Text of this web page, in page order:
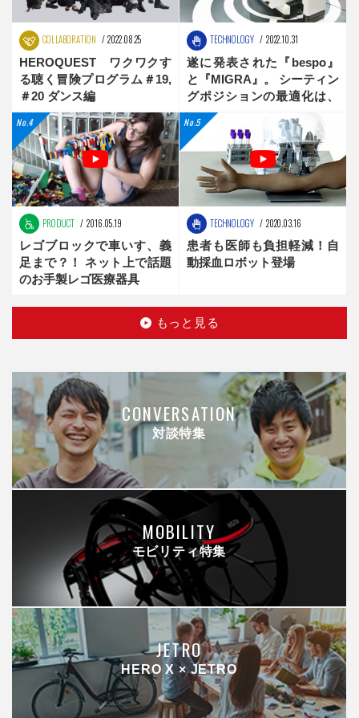
COLLABORATION 2022.08.25
HEROQUEST ワクワクす
る聴く冒険プログラム＃19,
＃20 ダンス編
TECHNOLOGY 2022.10.31
遂に発表された『bespo』
と『MIGRA』。 シーティン
グポジションの最適化は、
新時代へ
PRODUCT 2016.05.19
レゴブロックで車いす、義
足まで？！ ネット上で話題
のお手製レゴ医療器具
TECHNOLOGY 2020.03.16
患者も医師も負担軽減！自
動採血ロボット登場
もっと見る
CONVERSATION
対談特集
MOBILITY
モビリティ特集
JETRO
HERO X × JETRO